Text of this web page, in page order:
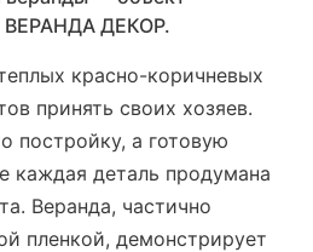
ВЕРАНДА ДЕКОР.
красно-коричневых
принять своих хозяев.
постройку, а готовую
каждая деталь продумана
Веранда, частично
пленкой, демонстрирует